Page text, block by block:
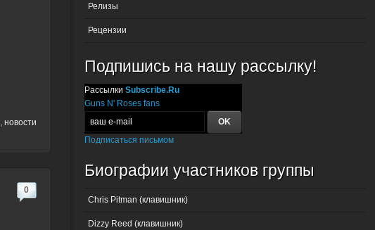
новости
0
Релизы
Рецензии
Подпишись на нашу рассылку!
Рассылки Subscribe.Ru
Guns N' Roses fans
Подписаться письмом
Биографии участников группы
Chris Pitman (клавишник)
Dizzy Reed (клавишник)